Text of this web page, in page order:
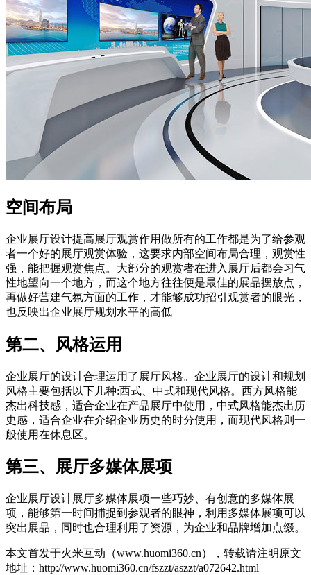
空间布局
企业展厅设计提高展厅观赏作用做所有的工作都是为了给参观
者一个好的展厅观赏体验，这要求内部空间布局合理，观赏性
强，能把握观赏焦点。大部分的观赏者在进入展厅后都会习气
性地望向一个地方，而这个地方往往便是最佳的展品摆放点，
再做好营建气氛方面的工作，才能够成功招引观赏者的眼光，
也反映出企业展厅规划水平的高低
第二、风格运用
企业展厅的设计合理运用了展厅风格。企业展厅的设计和规划
风格主要包括以下几种:西式、中式和现代风格。西方风格能
杰出科技感，适合企业在产品展厅中使用，中式风格能杰出历
史感，适合企业在介绍企业历史的时分使用，而现代风格则一
般使用在休息区。
第三、展厅多媒体展项
企业展厅设计展厅多媒体展项一些巧妙、有创意的多媒体展
项，能够第一时间捕捉到参观者的眼神，利用多媒体展项可以
突出展品，同时也合理利用了资源，为企业和品牌增加点缀。
本文首发于火米互动（www.huomi360.cn），转载请注明原文
地址：http://www.huomi360.cn/fszzt/aszzt/a072642.html